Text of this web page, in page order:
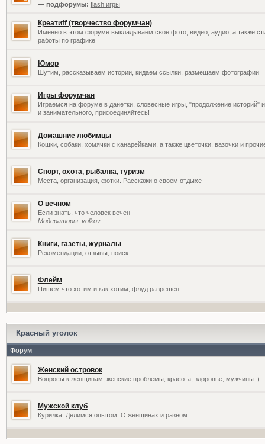
— подфорумы: flash игры
Креатиff (творчество форумчан)
Именно в этом форуме выкладываем своё фото, видео, аудио, а также
работы по графике
Юмор
Шутим, рассказываем истории, кидаем ссылки, размещаем фотографии
Игры форумчан
Играемся на форуме в данетки, словесные игры, "продолжение историй"
и занимательного, присоединяйтесь!
Домашние любимцы
Кошки, собаки, хомячки с канарейками, а также цветочки, вазочки и
Спорт, охота, рыбалка, туризм
Места, организация, фотки. Расскажи о своем отдыхе
О вечном
Если знать, что человек вечен
Модераторы: volkov
Книги, газеты, журналы
Рекомендации, отзывы, поиск
Флейм
Пишем что хотим и как хотим, флуд разрешён
Красный уголок
Форум
Женский островок
Вопросы к женщинам, женские проблемы, красота, здоровье, мужчины :)
Мужской клуб
Курилка. Делимся опытом. О женщинах и разном.